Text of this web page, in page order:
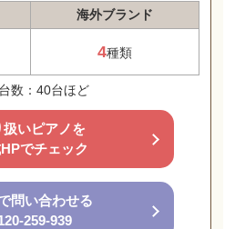
海外ブランド
4種類
数：40台ほど
扱いピアノを
でチェック
問い合わせる
259-939